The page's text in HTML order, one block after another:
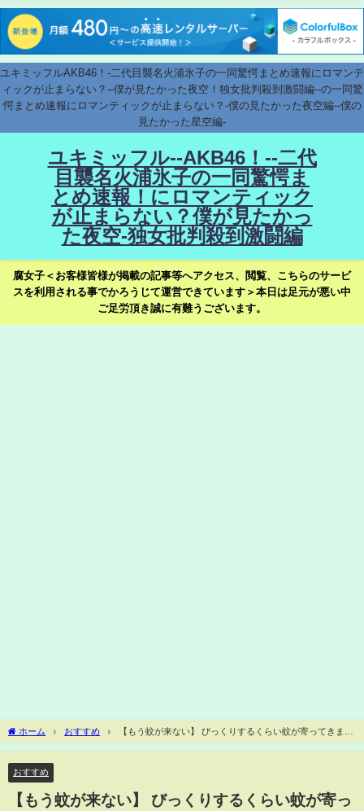
ユキミッフルAKB46！-二代目襲名火浦氷子の一同驚愕まとめ速報にロマンテ
ィックが止まらない？--僕が見たかった夜空！独女批判殺到激闘編--の一同驚
愕まとめ速報にロマンティックが止まらない？-僕の見たかった夜空編--僕の
見たかった星空編-
ユキミッフル--AKB46！--二代
目襲名火浦氷子の一同驚愕ま
とめ速報！にロマンティック
が止まらない？僕が見たかっ
た夜空-独女批判殺到激闘編
腐女子＜お客様皆様が掲載の記事等へアクセス、閲覧、こちらのサービ
スを利用される事でかろうじて運営できています＞本日は足元が悪い中
ご足労頂き誠に有難うございます。
ホーム おすすめ
【もう蚊が来ない】 びっくりするくらい蚊が寄ってきませ
ん 【カーメン君】【園芸】【ガーデニング】【初心者】
おすすめ
【もう蚊が来ない】 びっくりするくらい蚊が寄っ